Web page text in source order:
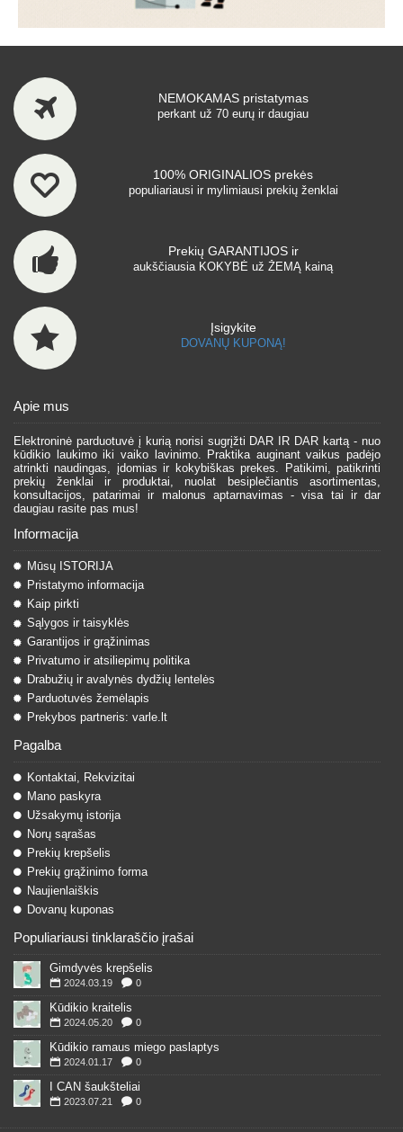
NEMOKAMAS pristatymas
perkant už 70 eurų ir daugiau
100% ORIGINALIOS prekės
populiariausi ir mylimiausi prekių ženklai
Prekių GARANTIJOS ir
aukščiausia KOKYBĖ už ŽEMĄ kainą
Įsigykite
DOVANŲ KUPONĄ!
Apie mus
Elektroninė parduotuvė į kurią norisi sugrįžti DAR IR DAR kartą - nuo
kūdikio laukimo iki vaiko lavinimo. Praktika auginant vaikus padėjo
atrinkti naudingas, įdomias ir kokybiškas prekes. Patikimi, patikrinti
prekių ženklai ir produktai, nuolat besiplečiantis asortimentas,
konsultacijos, patarimai ir malonus aptarnavimas - visa tai ir dar
daugiau rasite pas mus!
Informacija
Mūsų ISTORIJA
Pristatymo informacija
Kaip pirkti
Sąlygos ir taisyklės
Garantijos ir grąžinimas
Privatumo ir atsiliepimų politika
Drabužių ir avalynės dydžių lentelės
Parduotuvės žemėlapis
Prekybos partneris: varle.lt
Pagalba
Kontaktai, Rekvizitai
Mano paskyra
Užsakymų istorija
Norų sąrašas
Prekių krepšelis
Prekių grąžinimo forma
Naujienlaiškis
Dovanų kuponas
Populiariausi tinklaraščio įrašai
Gimdyvės krepšelis
2024.03.19 0
Kūdikio kraitelis
2024.05.20 0
Kūdikio ramaus miego paslaptys
2024.01.17 0
I CAN šaukšteliai
2023.07.21 0